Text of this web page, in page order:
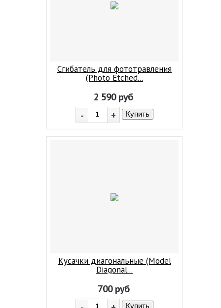
Сгибатель для фототравления
(Photo Etched...
2 590 руб
- + Купить
Кусачки диагональные (Model
Diagonal...
700 руб
Купить